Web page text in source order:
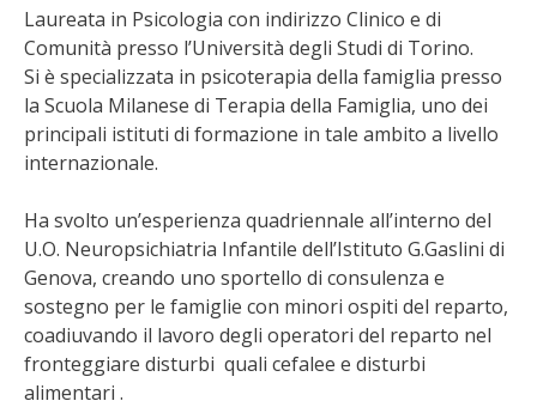
Laureata in Psicologia con indirizzo Clinico e di
Comunità presso l’Università degli Studi di Torino.
Si è specializzata in psicoterapia della famiglia presso
la Scuola Milanese di Terapia della Famiglia, uno dei
principali istituti di formazione in tale ambito a livello
internazionale.
Ha svolto un’esperienza quadriennale all’interno del
U.O. Neuropsichiatria Infantile dell’Istituto G.Gaslini di
Genova, creando uno sportello di consulenza e
sostegno per le famiglie con minori ospiti del reparto,
coadiuvando il lavoro degli operatori del reparto nel
fronteggiare disturbi quali cefalee e disturbi
alimentari .